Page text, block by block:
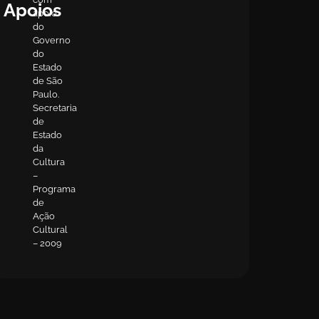
Apoios
apoio
do
Governo
do
Estado
de São
Paulo.
Secretaria
de
Estado
da
Cultura
–
Programa
de
Ação
Cultural
– 2009